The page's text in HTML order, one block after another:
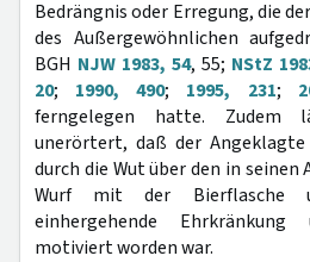
Bedrängnis oder Erregung, die
des Außergewöhnlichen
BGH NJW 1983, 54, 55; NStZ
20; 1990, 490; 1995, 231;
ferngelegen hatte. Zudem
unerörtert, daß der
durch die Wut über den in seinen
Wurf mit der Bierflasche
einhergehende Ehrkränkung
motiviert worden war.